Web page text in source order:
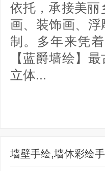
依托，承接美丽
画、装饰画、
制。多年来凭
【蓝爵墙绘】
立体...
墙壁手绘,墙体彩绘